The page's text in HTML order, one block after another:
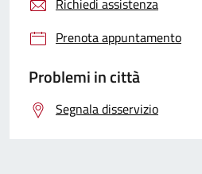
Prenota appuntamento
Problemi in città
Segnala disservizio